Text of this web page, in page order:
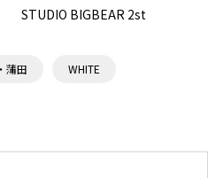
STUDIO BIGBEAR 2st
蒲田 WHITE